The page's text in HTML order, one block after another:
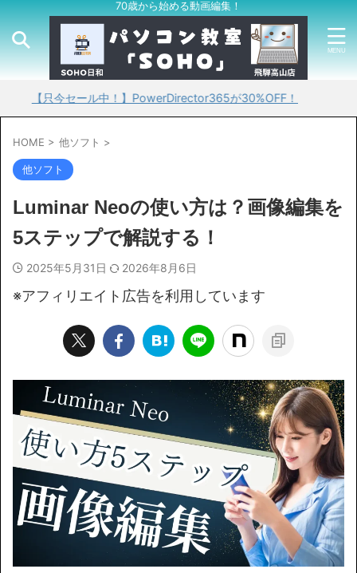
70歳から始める動画編集！
セール中！】PowerDirector365が30%OFF！
HOME > 他ソフト >
他ソフト
Luminar Neoの使い方は？画像編集を
5ステップで解説する！
2025年5月31日 2026年8月6日
※アフィリエイト広告を利用しています